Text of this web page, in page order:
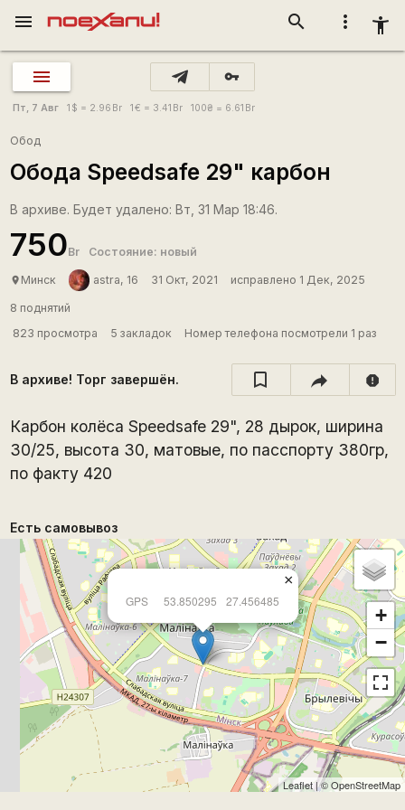
more_vert accessibility_new
search
menu
vpn_key
Пт, 7 Авг 1 $ = 2.96 Br 1€ = 3.41 Br 100₴ = 6.61 Br
Обод
Обода Speedsafe 29" карбон
В архиве. Будет удалено: Вт, 31 Мар 18:46.
750Br Состояние: новый
place Минск astra, 16 31 Окт, 2021 исправлено 1 Дек, 2025
8 поднятий
823 просмотра
5 закладок Номер телефона посмотрели 1 раз
В архиве! Торг завершён. report
Карбон колёса Speedsafe 29", 28 дырок, ширина
30/25, высота 30, матовые, по пасспорту 380гр,
по факту 420
Есть самовывоз
GPS 53.850295 27.456485
×
+
−
Leaflet| ©OpenStreetMap